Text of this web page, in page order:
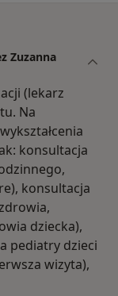
Zuzanna
(lekarz
Na
konsultacja
konsultacja
dziecka),
pediatry dzieci
wizyta),